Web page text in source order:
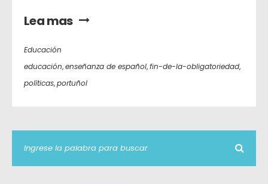
Lea mas
Educación
educación,enseñanza de español,fin-de-la-obligatoriedad,
políticas,portuñol